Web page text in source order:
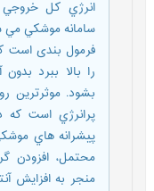
انرژي کل خروجي
سامانه موشکي مي
فرمول بندی است
را بالا ببرد
بشود. موثرترين
پرانرژي است که
پيشرانه هاي
محتمل، افزودن
منجر به افزايش